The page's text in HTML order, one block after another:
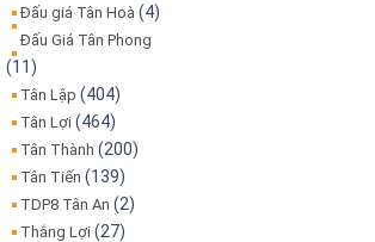
Đấu giá Tân Hoà (4)
Đấu Giá Tân Phong
(11)
Tân Lập (404)
Tân Lợi (464)
Tân Thành (200)
Tân Tiến (139)
TDP8 Tân An (2)
Thắng Lợi (27)